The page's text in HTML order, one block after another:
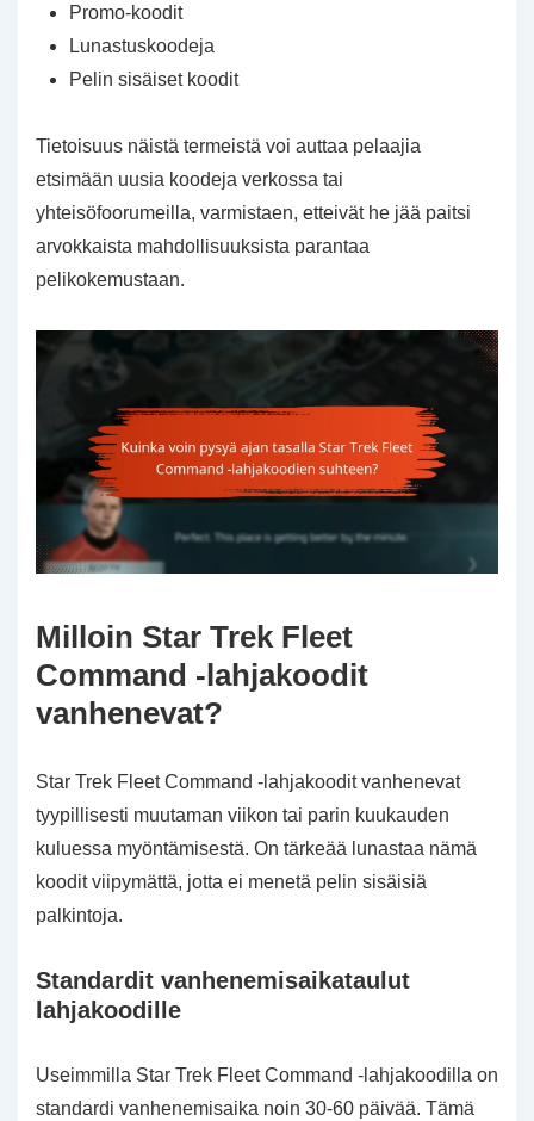
Promo-koodit
Lunastuskoodeja
Pelin sisäiset koodit
Tietoisuus näistä termeistä voi auttaa pelaajia
etsimään uusia koodeja verkossa tai
yhteisöfoorumeilla, varmistaen, etteivät he jää paitsi
arvokkaista mahdollisuuksista parantaa
pelikokemustaan.
Milloin Star Trek Fleet
Command -lahjakoodit
vanhenevat?
Star Trek Fleet Command -lahjakoodit vanhenevat
tyypillisesti muutaman viikon tai parin kuukauden
kuluessa myöntämisestä. On tärkeää lunastaa nämä
koodit viipymättä, jotta ei menetä pelin sisäisiä
palkintoja.
Standardit vanhenemisaikataulut
lahjakoodille
Useimmilla Star Trek Fleet Command -lahjakoodilla on
standardi vanhenemisaika noin 30-60 päivää. Tämä